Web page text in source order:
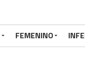
FEMENINO